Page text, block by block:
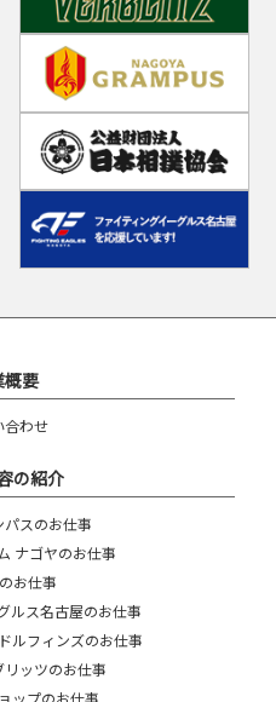
概要
合わせ
の紹介
スのお仕事
ナゴヤのお仕事
お仕事
ルス名古屋のお仕事
ルフィンズのお仕事
リッツのお仕事
ップのお仕事